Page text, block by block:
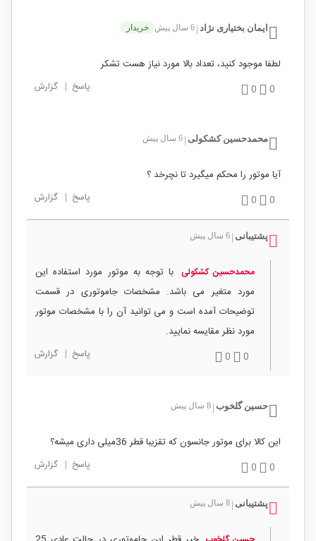
ایمان بختیاری نژاد | 6 سال پیش خریدار
لطفا موجود کنید، تعداد بالا مورد نیاز هست تشکر
0
0 پاسخ | گزارش
محمدحسین کشکولی | 6 سال پیش
آیا موتور را محکم میگیرد تا نچرخد ؟
0
0 پاسخ | گزارش
پشتیبانی | 6 سال پیش
محمدحسین کشکولی با توجه به موتور مورد استفاده این
مورد متغیر می باشد. مشخصات جاموتوری در قسمت
توضیحات آمده است و می توانید آن را با مشخصات موتور
مورد نظر مقایسه نمایید.
0
0 پاسخ | گزارش
حسین گلخوب | 8 سال پیش
این کالا برای موتور جانسون که تقزیبا قطر 36میلی داری میشه؟
0
0 پاسخ | گزارش
پشتیبانی | 8 سال پیش